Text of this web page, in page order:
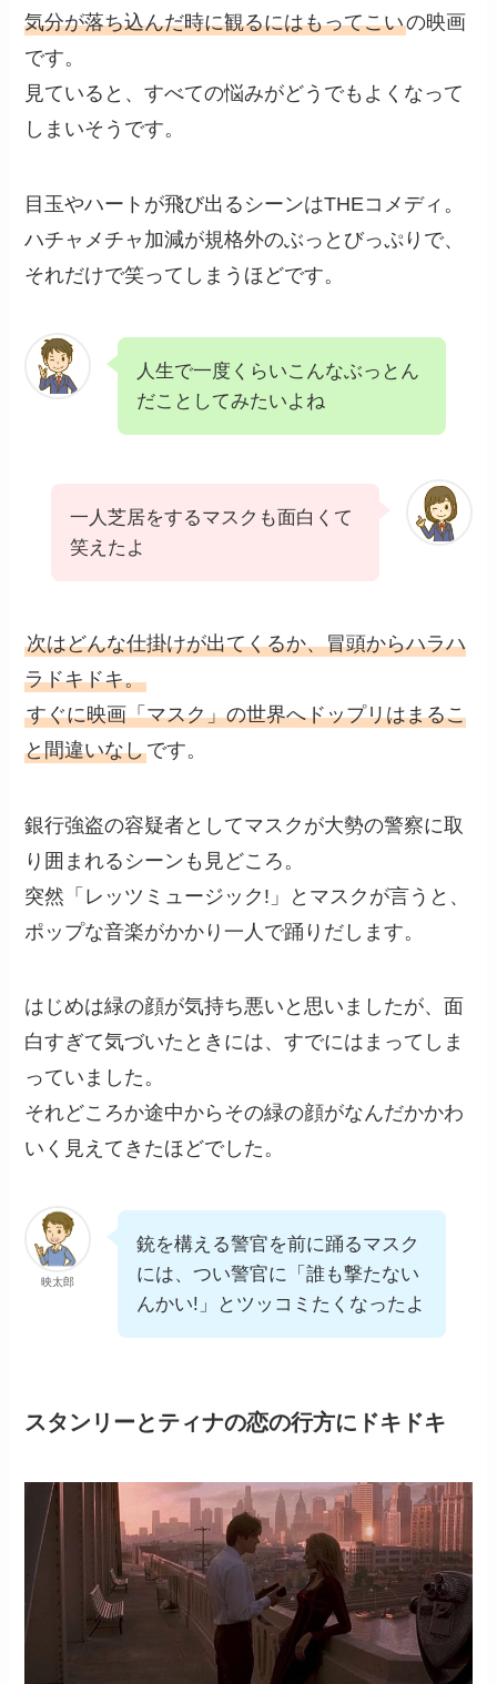
気分が落ち込んだ時に観るにはもってこいの映画
です。
見ていると、すべての悩みがどうでもよくなって
しまいそうです。
目玉やハートが飛び出るシーンはTHEコメディ。
ハチャメチャ加減が規格外のぶっとびっぷりで、
それだけで笑ってしまうほどです。
人生で一度くらいこんなぶっとん
だことしてみたいよね
一人芝居をするマスクも面白くて
笑えたよ
次はどんな仕掛けが出てくるか、冒頭からハラハ
ラドキドキ。
すぐに映画「マスク」の世界へドップリはまるこ
と間違いなしです。
銀行強盗の容疑者としてマスクが大勢の警察に取
り囲まれるシーンも見どころ。
突然「レッツミュージック!」とマスクが言うと、
ポップな音楽がかかり一人で踊りだします。
はじめは緑の顔が気持ち悪いと思いましたが、面
白すぎて気づいたときには、すでにはまってしま
っていました。
それどころか途中からその緑の顔がなんだかかわ
いく見えてきたほどでした。
映太郎
銃を構える警官を前に踊るマスク
には、つい警官に「誰も撃たない
んかい!」とツッコミたくなったよ
スタンリーとティナの恋の行方にドキドキ